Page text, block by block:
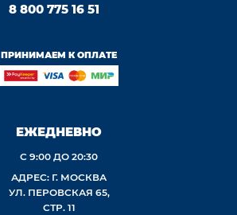
8 800 775 16 51
ПРИНИМАЕМ К ОПЛАТЕ
ЕЖЕДНЕВНО
С 9:00 ДО 20:30
АДРЕС: Г. МОСКВА
УЛ. ПЕРОВСКАЯ 65,
СТР. 11